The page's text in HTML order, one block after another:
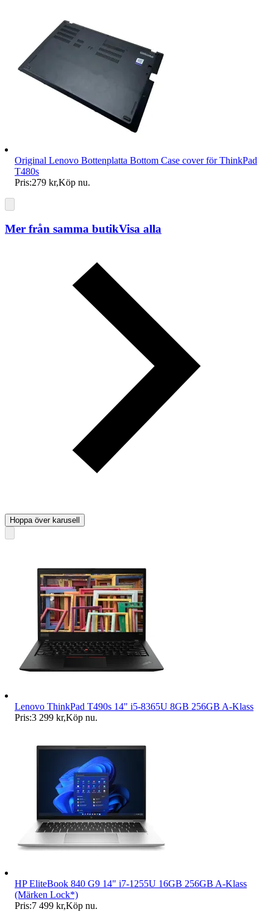
Original Lenovo Bottenplatta Bottom Case cover för ThinkPad
T480s
Pris:279 kr,Köp nu.
Mer från samma butikVisa alla
Hoppa över karusell
Lenovo ThinkPad T490s 14" i5-8365U 8GB 256GB A-Klass
Pris:3 299 kr,Köp nu.
HP EliteBook 840 G9 14" i7-1255U 16GB 256GB A-Klass
(Märken Lock*)
Pris:7 499 kr,Köp nu.